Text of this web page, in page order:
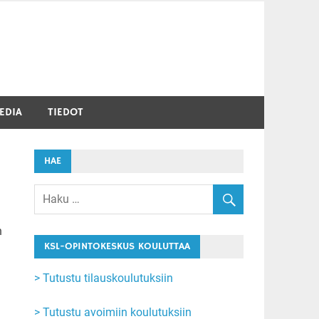
TIEDOT
HAE
KSL-OPINTOKESKUS KOULUTTAA
> Tutustu tilauskoulutuksiin
> Tutustu avoimiin koulutuksiin